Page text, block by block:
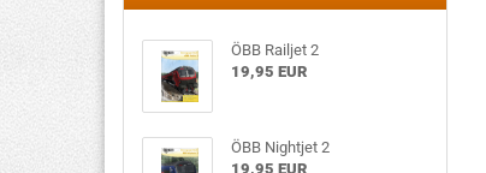
ÖBB Railjet 2
19,95 EUR
ÖBB Nightjet 2
19,95 EUR